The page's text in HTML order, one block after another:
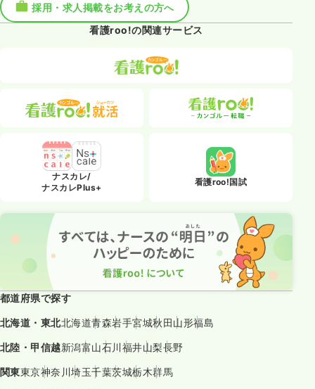
採用・求人掲載をお考えの方へ
看護roo!の関連サービス
ナスカレ/
ナスカレPlus+
看護roo!国試
都道府県で探す
北海道・東北北海道青森岩手宮城秋田山形福島
北陸・甲信越新潟富山石川福井山梨長野
関東東京神奈川埼玉千葉茨城栃木群馬